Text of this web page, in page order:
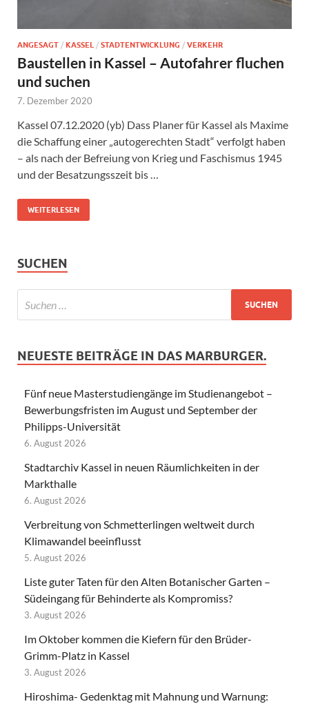
ANGESAGT / KASSEL / STADTENTWICKLUNG / VERKEHR
Baustellen in Kassel – Autofahrer fluchen
und suchen
7. Dezember 2020
Kassel 07.12.2020 (yb) Dass Planer für Kassel als Maxime
die Schaffung einer „autogerechten Stadt“ verfolgt haben
– als nach der Befreiung von Krieg und Faschismus 1945
und der Besatzungsszeit bis …
WEITERLESEN
SUCHEN
NEUESTE BEITRÄGE IN DAS MARBURGER.
Fünf neue Masterstudiengänge im Studienangebot –
Bewerbungsfristen im August und September der
Philipps-Universität
6. August 2026
Stadtarchiv Kassel in neuen Räumlichkeiten in der
Markthalle
6. August 2026
Verbreitung von Schmetterlingen weltweit durch
Klimawandel beeinflusst
5. August 2026
Liste guter Taten für den Alten Botanischer Garten –
Südeingang für Behinderte als Kompromiss?
3. August 2026
Im Oktober kommen die Kiefern für den Brüder-
Grimm-Platz in Kassel
3. August 2026
Hiroshima- Gedenktag mit Mahnung und Warnung: